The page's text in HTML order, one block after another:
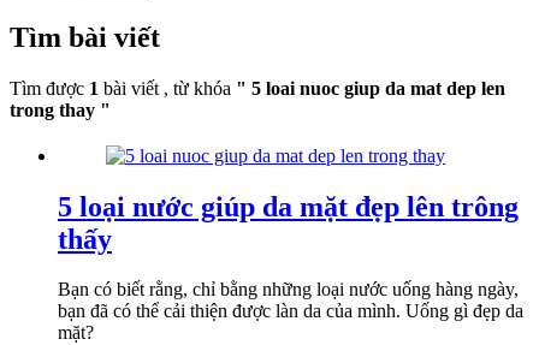
Tìm bài viết
Tìm được 1 bài viết , từ khóa " 5 loai nuoc giup da mat dep len
trong thay "
5 loại nước giúp da mặt đẹp lên trông
thấy
Bạn có biết rằng, chỉ bằng những loại nước uống hàng ngày,
bạn đã có thể cải thiện được làn da của mình. Uống gì đẹp da
mặt?